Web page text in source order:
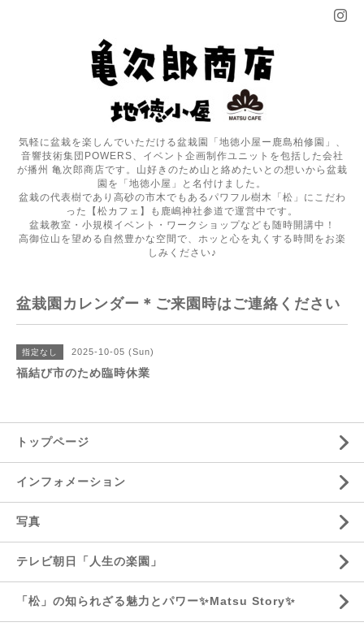
気軽に盆栽を楽しんでいただける盆栽園「地徳小屋ー鹿島柏修園」、
音響技術集団POWERS、イベント企画制作ユニットを包括した会社
が播州 亀次郎商店です。山好きのため山と絡めたいとの想いから盆栽
園を「地徳小屋」と名付けました。
盆栽の代表樹であり高砂の市木でもあるパワフル樹木「松」にこだわ
った【松カフェ】も鹿嶋神社参道で運営中です。
盆栽教室・小規模イベント・ワークショップなども随時開講中！
高御位山を望める自然豊かな空間で、ホッと心を丸くする時間をお楽
しみください♪
盆栽園カレンダー＊ご来園時はご連絡ください
指定なし 2025-10-05 (Sun)
福結び市のため臨時休業
トップページ
インフォメーション
写真
テレビ朝日「人生の楽園」
「松」の知られざる魅力とパワー✨Matsu Story✨